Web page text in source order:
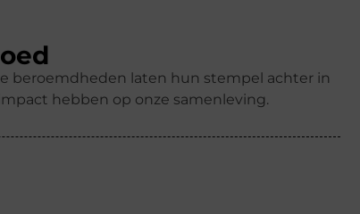
beroemdheden laten hun stempel achter in
hebben op onze samenleving.